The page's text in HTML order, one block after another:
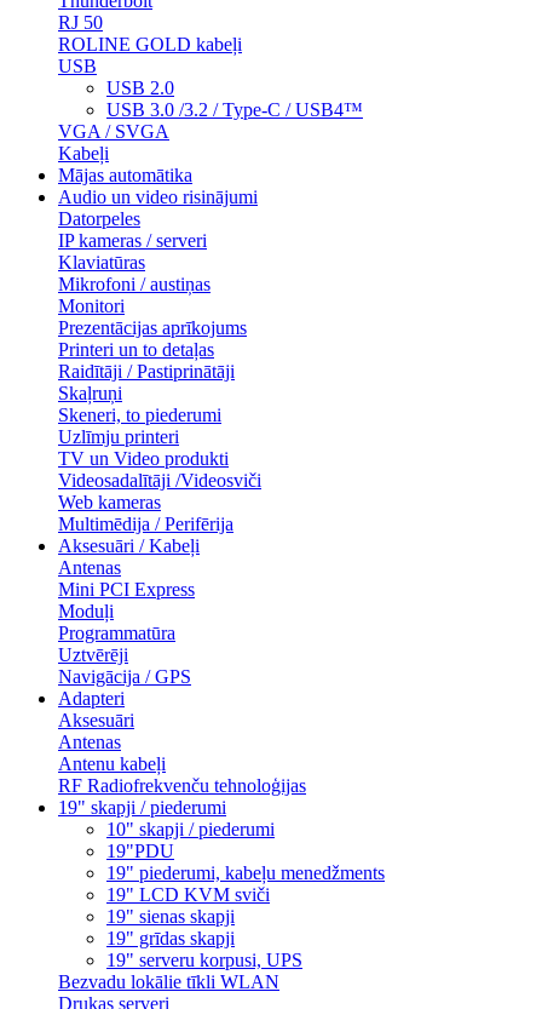
RJ 50
ROLINE GOLD kabeļi
USB
USB 2.0
USB 3.0 /3.2 / Type-C / USB4™
VGA / SVGA
Kabeļi
Mājas automātika
Audio un video risinājumi
Datorpeles
IP kameras / serveri
Klaviatūras
Mikrofoni / austiņas
Monitori
Prezentācijas aprīkojums
Printeri un to detaļas
Raidītāji / Pastiprinātāji
Skaļruņi
Skeneri, to piederumi
Uzlīmju printeri
TV un Video produkti
Videosadalītāji /Videosviči
Web kameras
Multimēdija / Perifērija
Aksesuāri / Kabeļi
Antenas
Mini PCI Express
Moduļi
Programmatūra
Uztvērēji
Navigācija / GPS
Adapteri
Aksesuāri
Antenas
Antenu kabeļi
RF Radiofrekvenču tehnoloģijas
19" skapji / piederumi
10" skapji / piederumi
19"PDU
19" piederumi, kabeļu menedžments
19" LCD KVM sviči
19" sienas skapji
19" grīdas skapji
19" serveru korpusi, UPS
Bezvadu lokālie tīkli WLAN
Drukas serveri